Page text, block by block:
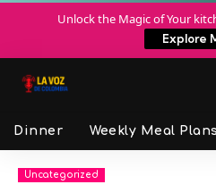
Unlock the Magic of Your
Explore
Dinner Weekly Meal Plans
Uncategorized